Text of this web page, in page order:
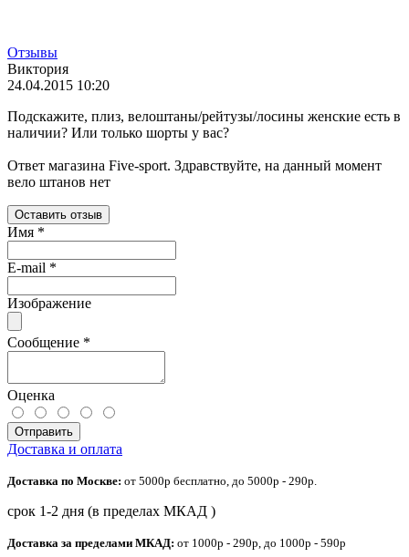
Отзывы
Виктория
24.04.2015 10:20
Подскажите, плиз, велоштаны/рейтузы/лосины женские есть в
наличии? Или только шорты у вас?
Ответ магазина Five-sport. Здравствуйте, на данный момент
вело штанов нет
Оставить отзыв
Имя *
E-mail *
Изображение
Сообщение *
Оценка
Отправить
Доставка и оплата
Доставка по Москве: от 5000р бесплатно, до 5000р - 290р.
срок 1-2 дня (в пределах МКАД )
Доставка за пределами МКАД: от 1000р - 290р, до 1000р - 590р